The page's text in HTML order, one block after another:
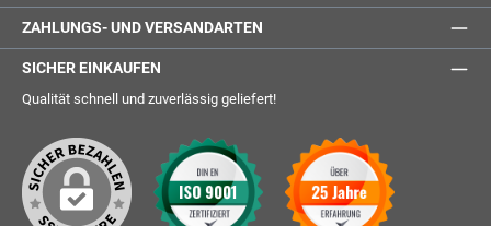
ZAHLUNGS- UND VERSANDARTEN
SICHER EINKAUFEN
Qualität schnell und zuverlässig geliefert!